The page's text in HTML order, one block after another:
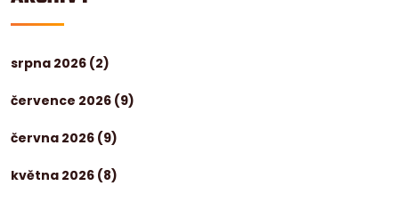
srpna 2026 (2)
července 2026 (9)
června 2026 (9)
května 2026 (8)